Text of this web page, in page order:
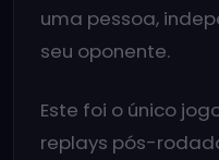
uma pessoa,
seu oponente.
Este foi o único
replays pós-